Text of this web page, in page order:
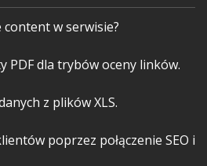
content w serwisie?
PDF dla trybów oceny linków.
z plików XLS.
poprzez połączenie SEO i